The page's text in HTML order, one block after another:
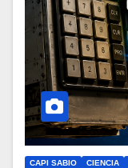
CAPI SABIO CIENCIA